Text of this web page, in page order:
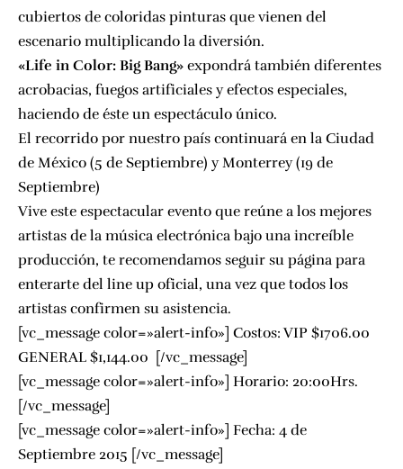
cubiertos de coloridas pinturas que vienen del
escenario multiplicando la diversión.
«Life in Color: Big Bang» expondrá también diferentes
acrobacias, fuegos artificiales y efectos especiales,
haciendo de éste un espectáculo único.
El recorrido por nuestro país continuará en la Ciudad
de México (5 de Septiembre) y Monterrey (19 de
Septiembre)
Vive este espectacular evento que reúne a los mejores
artistas de la música electrónica bajo una increíble
producción, te recomendamos seguir su página para
enterarte del line up oficial, una vez que todos los
artistas confirmen su asistencia.
[vc_message color=»alert-info»] Costos: VIP $1706.00
GENERAL $1,144.00 [/vc_message]
[vc_message color=»alert-info»] Horario: 20:00Hrs.
[/vc_message]
[vc_message color=»alert-info»] Fecha: 4 de
Septiembre 2015 [/vc_message]